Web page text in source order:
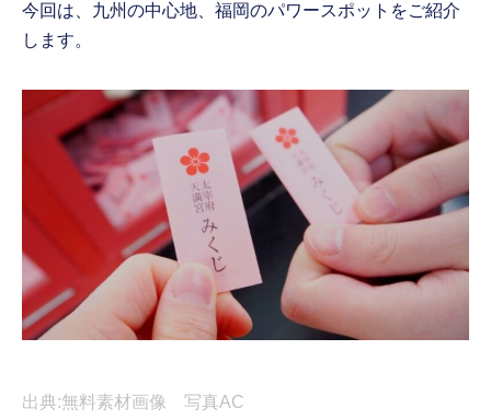
今回は、九州の中心地、福岡のパワースポットをご紹介
します。
出典:無料素材画像 写真AC